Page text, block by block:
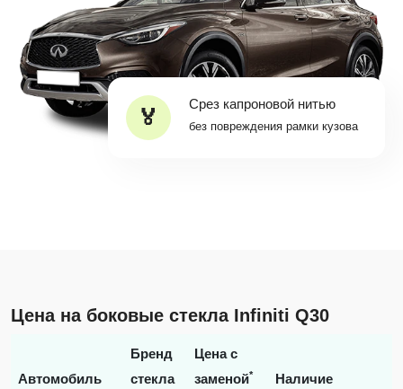
Срез капроновой нитью
без повреждения рамки кузова
Цена на боковые стекла Infiniti Q30
Автомобиль
Бренд
стекла
Цена с
заменой* Наличие